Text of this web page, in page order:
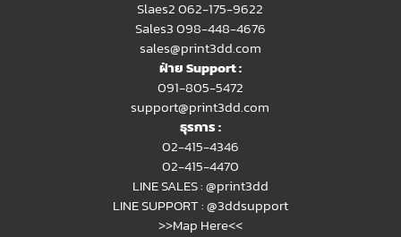
Slaes2062-175-9622
Sales3 098-448-4676
sales@print3dd.com
ฝ่าย Support :
091-805-5472
support@print3dd.com
ธุรการ :
02-415-4346
02-415-4470
LINE SALES :@print3dd
LINE SUPPORT :@3ddsupport
>>Map Here<<